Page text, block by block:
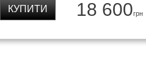
18 600грн
КУПИТИ